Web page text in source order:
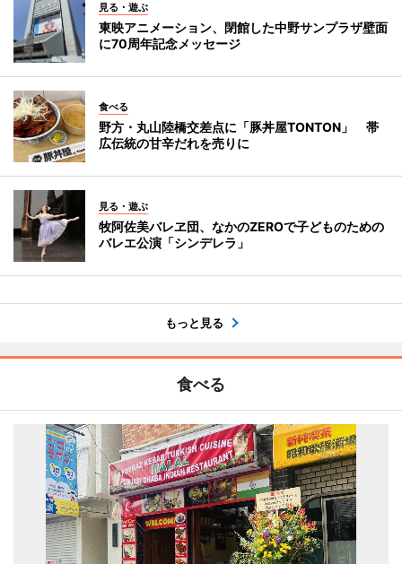
見る・遊ぶ
東映アニメーション、閉館した中野サンプラザ壁面
に70周年記念メッセージ
食べる
野方・丸山陸橋交差点に「豚丼屋TONTON」 帯
広伝統の甘辛だれを売りに
見る・遊ぶ
牧阿佐美バレヱ団、なかのZEROで子どものための
バレエ公演「シンデレラ」
もっと見る
食べる